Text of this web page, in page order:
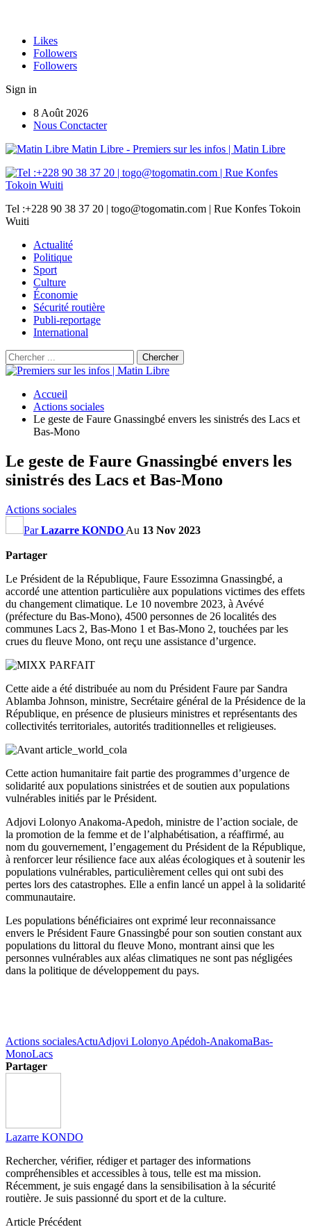
Likes
Followers
Followers
Sign in
8 Août 2026
Nous Conctacter
Matin Libre - Premiers sur les infos | Matin Libre
Tel :+228 90 38 37 20 | togo@togomatin.com | Rue Konfes Tokoin
Wuiti
Actualité
Politique
Sport
Culture
Économie
Sécurité routière
Publi-reportage
International
Accueil
Actions sociales
Le geste de Faure Gnassingbé envers les sinistrés des Lacs et
Bas-Mono
Le geste de Faure Gnassingbé envers les
sinistrés des Lacs et Bas-Mono
Actions sociales
ParLazarre KONDO Au 13 Nov 2023
Partager
Le Président de la République, Faure Essozimna Gnassingbé, a
accordé une attention particulière aux populations victimes des effets
du changement climatique. Le 10 novembre 2023, à Avévé
(préfecture du Bas-Mono), 4500 personnes de 26 localités des
communes Lacs 2, Bas-Mono 1 et Bas-Mono 2, touchées par les
crues du fleuve Mono, ont reçu une assistance d’urgence.
Cette aide a été distribuée au nom du Président Faure par Sandra
Ablamba Johnson, ministre, Secrétaire général de la Présidence de la
République, en présence de plusieurs ministres et représentants des
collectivités territoriales, autorités traditionnelles et religieuses.
Cette action humanitaire fait partie des programmes d’urgence de
solidarité aux populations sinistrées et de soutien aux populations
vulnérables initiés par le Président.
Adjovi Lolonyo Anakoma-Apedoh, ministre de l’action sociale, de
la promotion de la femme et de l’alphabétisation, a réaffirmé, au
nom du gouvernement, l’engagement du Président de la République,
à renforcer leur résilience face aux aléas écologiques et à soutenir les
populations vulnérables, particulièrement celles qui ont subi des
pertes lors des catastrophes. Elle a enfin lancé un appel à la solidarité
communautaire.
Les populations bénéficiaires ont exprimé leur reconnaissance
envers le Président Faure Gnassingbé pour son soutien constant aux
populations du littoral du fleuve Mono, montrant ainsi que les
personnes vulnérables aux aléas climatiques ne sont pas négligées
dans la politique de développement du pays.
Actions socialesActuAdjovi Lolonyo Apédoh-AnakomaBas-
MonoLacs
Partager
Lazarre KONDO
Rechercher, vérifier, rédiger et partager des informations
compréhensibles et accessibles à tous, telle est ma mission.
Récemment, je suis engagé dans la sensibilisation à la sécurité
routière. Je suis passionné du sport et de la culture.
Article Précédent